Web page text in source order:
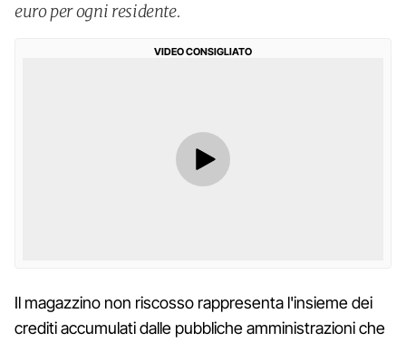
euro per ogni residente.
VIDEO CONSIGLIATO
Il magazzino non riscosso rappresenta l'insieme dei
crediti accumulati dalle pubbliche amministrazioni che